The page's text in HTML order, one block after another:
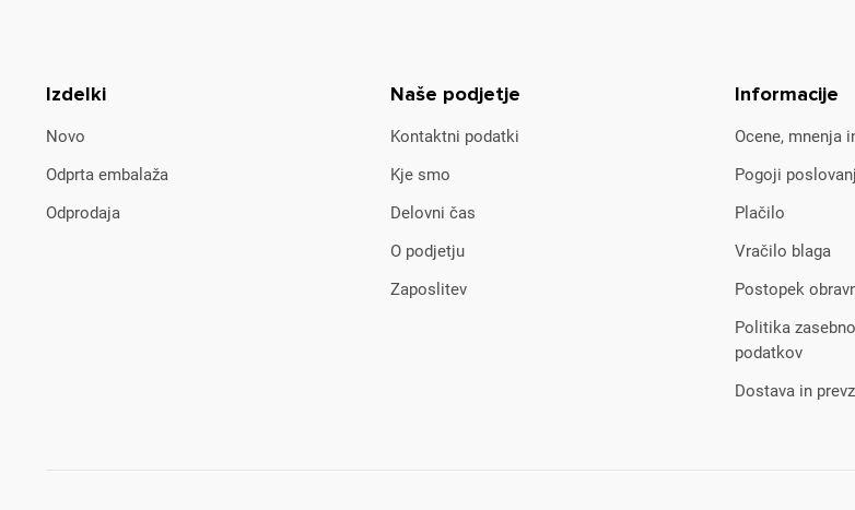
Izdelki
Novo
Odprta embalaža
Odprodaja
Naše podjetje
Kontaktni podatki
Kje smo
Delovni čas
O podjetju
Zaposlitev
Informacije
Ocene, mnenja
Pogoji
Plačilo
Vračilo blaga
Postopek
Politika
podatkov
Dostava in